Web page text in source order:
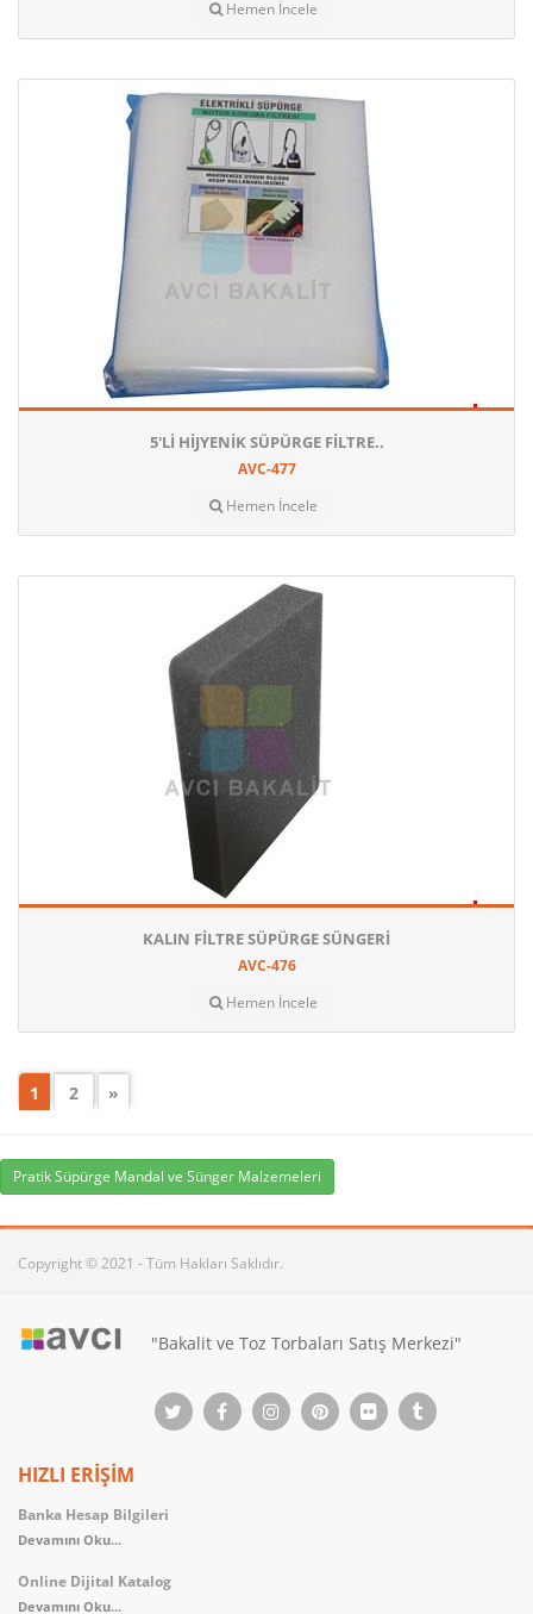
Hemen İncele
5'LI HIJYENIK SÜPÜRGE FILTRE..
AVC-477
Hemen İncele
KALIN FILTRE SÜPÜRGE SÜNGERI
AVC-476
Hemen İncele
1 2 »
Pratik Süpürge Mandal ve Sünger Malzemeleri
Copyright © 2021 - Tüm Hakları Saklıdır.
"Bakalit ve Toz Torbaları Satış Merkezi"
HIZLI ERİŞİM
Banka Hesap Bilgileri
Devamını Oku...
Online Dijital Katalog
Devamını Oku...